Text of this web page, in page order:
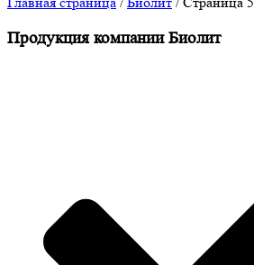
Продукция компании Биолит